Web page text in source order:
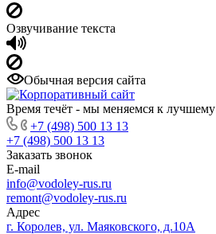
Озвучивание текста
Обычная версия сайта
Время течёт - мы меняемся к лучшему
+7 (498) 500 13 13
+7 (498) 500 13 13
Заказать звонок
E-mail
info@vodoley-rus.ru
remont@vodoley-rus.ru
Адрес
г. Королев, ул. Маяковского, д.10А